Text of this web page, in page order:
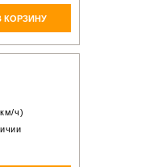
КОРЗИНУ
ч)